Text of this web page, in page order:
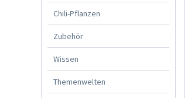
Chili-Pflanzen
Zubehör
Wissen
Themenwelten